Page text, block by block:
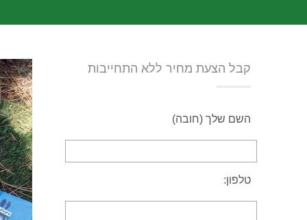
קבל הצעת מחיר ללא התחייבות
השם שלך (חובה)
טלפון: